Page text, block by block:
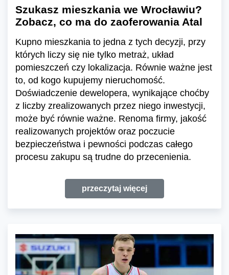
Szukasz mieszkania we Wrocławiu?
Zobacz, co ma do zaoferowania Atal
Kupno mieszkania to jedna z tych decyzji, przy
których liczy się nie tylko metraż, układ
pomieszczeń czy lokalizacja. Równie ważne jest
to, od kogo kupujemy nieruchomość.
Doświadczenie dewelopera, wynikające choćby
z liczby zrealizowanych przez niego inwestycji,
może być równie ważne. Renoma firmy, jakość
realizowanych projektów oraz poczucie
bezpieczeństwa i pewności podczas całego
procesu zakupu są trudne do przecenienia.
przeczytaj więcej